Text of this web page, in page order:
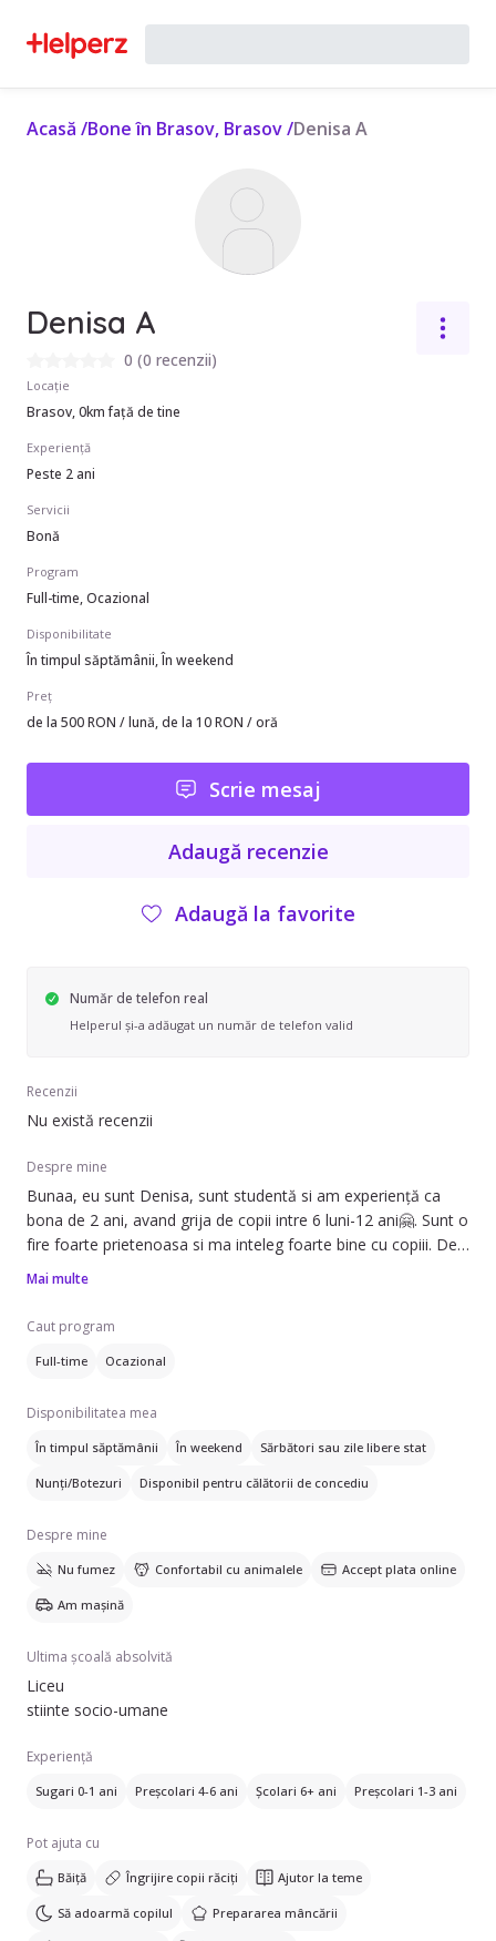
Acasă /Bone în Brasov, Brasov/Denisa A
Denisa A
0 (0 recenzii)
Locație
Brasov, 0km față de tine
Experiență
Peste 2 ani
Servicii
Bonă
Program
Full-time, Ocazional
Disponibilitate
În timpul săptămânii, În weekend
Preț
de la 500 RON / lună, de la 10 RON / oră
Scrie mesaj
Adaugă recenzie
Adaugă la favorite
Număr de telefon real
Helperul și-a adăugat un număr de telefon valid
Recenzii
Nu există recenzii
Despre mine
Bunaa, eu sunt Denisa, sunt studentă si am experiență ca
bona de 2 ani, avand grija de copii intre 6 luni-12 ani🤗. Sunt o
fire foarte prietenoasa si ma inteleg foarte bine cu copiii. De
asemenea am participat la voluntariate in care am fost
impreuna cu ei
Stiu engleza (nivel c1) si spaniola (nivel b2) si am si un
certificat de curs de prim ajutor.
😊
Mai multe
Caut program
Full-time Ocazional
Disponibilitatea mea
În timpul săptămânii În weekend Sărbători sau zile libere stat
Nunți/Botezuri Disponibil pentru călătorii de concediu
Despre mine
Nu fumez Confortabil cu animalele Accept plata online
Am mașină
Ultima școală absolvită
Liceu
stiinte socio-umane
Experiență
Sugari 0-1 ani Preșcolari 4-6 ani Școlari 6+ ani Preșcolari 1-3 ani
Pot ajuta cu
Băiță Îngrijire copii răciți Ajutor la teme
Să adoarmă copilul Prepararea mâncării